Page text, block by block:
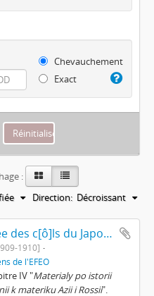
Chevauchement
Exact
:
Direction: Décroissant
Vanbengorofu fait la levée des c[ô]ls du Japon et retourne en Europe de Dimitrii Pozdnyeef
1910]
de l'EFEO
IV "Materialy po istorii
k materiku Azii i Rossii".